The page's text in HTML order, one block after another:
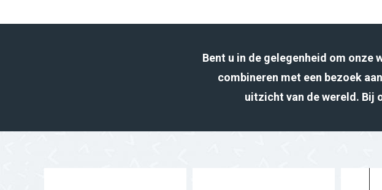
Bent u in de gelegenheid om onze
combineren met een bezoek
uitzicht van de wereld. Bij